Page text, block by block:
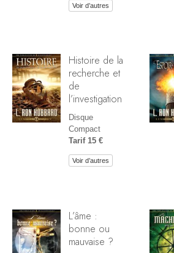
Voir d’autres
Histoire de la
recherche et
de
l’investigation
Disque
Compact
Tarif 15 €
Voir d’autres
L’âme :
bonne ou
mauvaise ?